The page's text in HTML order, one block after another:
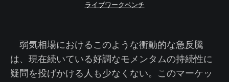
ライブワークベンチ
弱気相場におけるこのような衝動的な急反騰
は、現在続いている好調なモメンタムの持続性に
疑問を投げかける人も少なくない。このマーケッ